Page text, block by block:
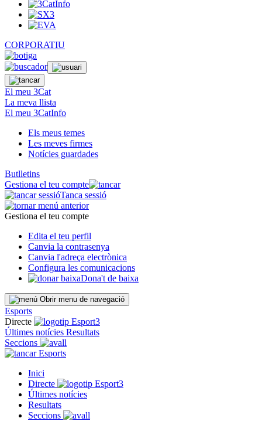
CORPORATIU
El meu 3Cat
La meva llista
El meu 3CatInfo
Els meus temes
Les meves firmes
Notícies guardades
Butlletins
Gestiona el teu compte
Tanca sessió
Gestiona el teu compte
Edita el teu perfil
Canvia la contrasenya
Canvia l'adreça electrònica
Configura les comunicacions
Dona't de baixa
Obrir menu de navegació
Esports
Directe
Últimes notícies Resultats
Seccions
Esports
Inici
Directe
Últimes notícies
Resultats
Seccions